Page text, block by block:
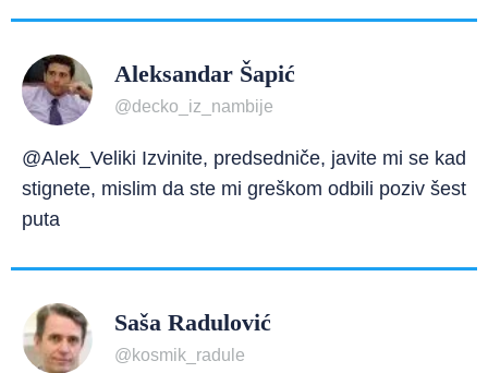
Aleksandar Šapić
@decko_iz_nambije
@Alek_Veliki Izvinite, predsedniče, javite mi se kad
stignete, mislim da ste mi greškom odbili poziv šest
puta
Saša Radulović
@kosmik_radule